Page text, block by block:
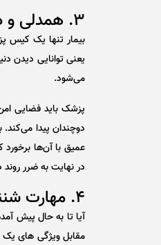
۳. همدلی و درک عمیق شرایط روحی بیمار
یعنی توانایی دیدن
می‌شود.
پزشک باید فضایی
دوچندان پیدا می‌کند.
عمیق با آن‌ها
در نهایت به ضرر
۴. مهارت شنندگی فعال و ارتباط موثر
آیا تا به حال پیش
مقابل ویژگی های